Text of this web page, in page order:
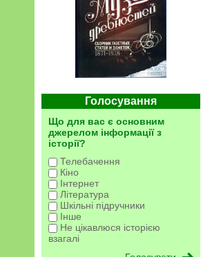
Голосування
Що для вас є основним
джерелом інформації з
історії?
Телебачення
Кіно
Інтернет
Література
Шкільні підручники
Інше
Не цікавлюся історією
взагалі